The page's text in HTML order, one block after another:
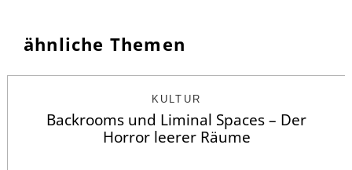
ähnliche Themen
KULTUR
Backrooms und Liminal Spaces – Der
Horror leerer Räume